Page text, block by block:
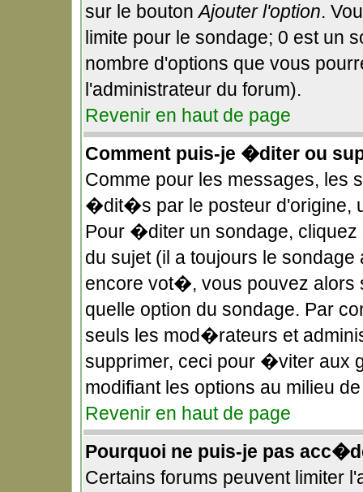
sur le boutonAjouter l'option.
limite pour le sondage; 0 est un
nombre d'options que vous
l'administrateur du forum).
Revenir en haut de page
Comment puis-je �diter ou
Comme pour les messages, les
�dit�s par le posteur d'origine,
Pour �diter un sondage, cliquez
du sujet (il a toujours le
encore vot�, vous pouvez alors
quelle option du sondage. Par
seuls les mod�rateurs et
supprimer, ceci pour �viter aux
modifiant les options au milieu
Revenir en haut de page
Pourquoi ne puis-je pas
Certains forums peuvent limiter